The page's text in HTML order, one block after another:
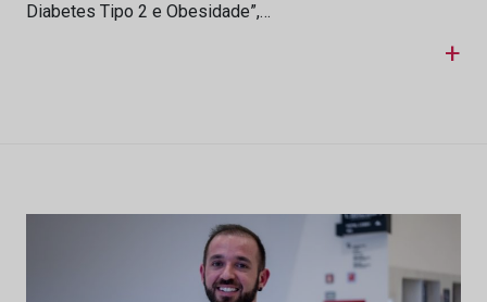
Diabetes Tipo 2 e Obesidade”,…
+